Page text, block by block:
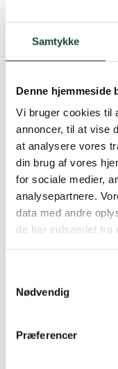
Samtykke
Denne hjemmeside
Vi bruger cookies til
annoncer, til at vise
at analysere vores
din brug af vores
for sociale medier,
analysepartnere.
data med andre
de har indsamlet fra
Nødvendig
Præferencer